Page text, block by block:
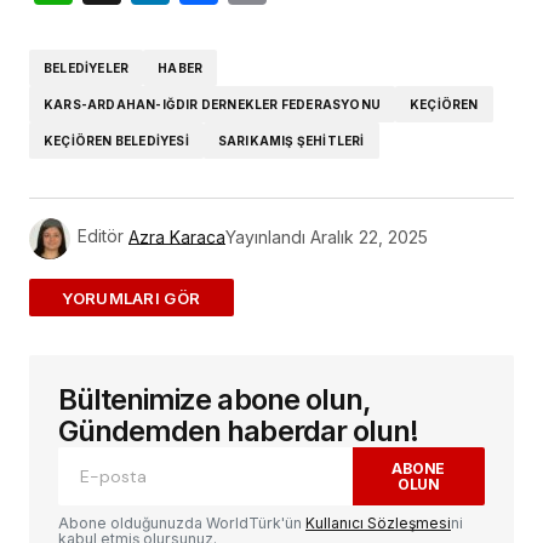
BELEDIYELER HABER
KARS-ARDAHAN-IĞDIR DERNEKLER FEDERASYONU KEÇIÖREN
KEÇIÖREN BELEDIYESI SARIKAMIŞ ŞEHITLERI
Editör Azra KaracaYayınlandı Aralık 22, 2025
ADD A COMMENT
E-posta adresiniz yayınlanmayacak.
alanlar*ile işaretlenmişlerdir
Yorum
Bültenimize abone olun,
Gündemden haberdar olun!
ABONE
OLUN
Abone olduğunuzda WorldTürk'ün Kullanıcı Sözleşmesini
kabul etmiş olursunuz.